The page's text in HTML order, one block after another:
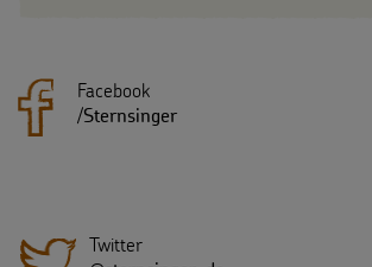
Facebook
/Sternsinger
Twitter